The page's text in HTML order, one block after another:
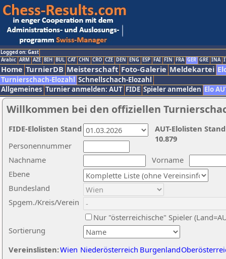
Logged on: Gast
Arabic ARM AZE BIH BUL CAT CHN CRO CZE DEN ENG ESP FAI FIN FRA GER GRE INA
Home TurnierDB Meisterschaft Foto-Galerie Meldekartei
Turnierschach-Elozahl Schnellschach-Elozahl
Allgemeines Turnier anmelden: AUT FIDE Spieler anmelden Elo
Willkommen bei den offiziellen
Nachname
Vorname
Ebene
Sortierung
Personennummer
Bundesland
Spgem./Kreis/Verein
Nur "österreichische" Spieler
Vereinslisten:Wien Niederösterreich Burgenland
AUT-Elolisten
10.879
FIDE-Elolisten Stand